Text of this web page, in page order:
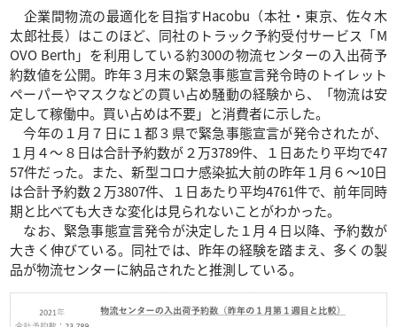
企業間物流の最適化を目指すHacobu（本社・東京、佐々木
太郎社長）はこのほど、同社のトラック予約受付サービス「M
OVO Berth」を利用している約300の物流センターの入出荷予
約数値を公開。昨年３月末の緊急事態宣言発令時のトイレット
ペーパーやマスクなどの買い占め騒動の経験から、「物流は安
定して稼働中。買い占めは不要」と消費者に示した。
今年の１月７日に１都３県で緊急事態宣言が発令されたが、
１月４～８日は合計予約数が２万3789件、１日あたり平均で47
57件だった。また、新型コロナ感染拡大前の昨年１月６～10日
は合計予約数２万3807件、１日あたり平均4761件で、前年同時
期と比べても大きな変化は見られないことがわかった。
なお、緊急事態宣言発令が決定した１月４日以降、予約数が
大きく伸びている。同社では、昨年の経験を踏まえ、多くの製
品が物流センターに納品されたと推測している。